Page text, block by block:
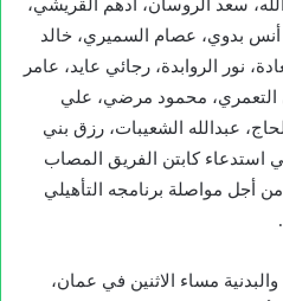
سعد الروسان، أدهم القريشي،
بدوي، عصام السميري، خالد
نور الروابدة، رجائي عايد، عامر
محمود مرضي، علي
عبدالله الشعيبات، رزق بني
استدعاء كابتن الفريق المصاب
أجل مواصلة برنامجه التأهيلي
مساء الاثنين في عمان،